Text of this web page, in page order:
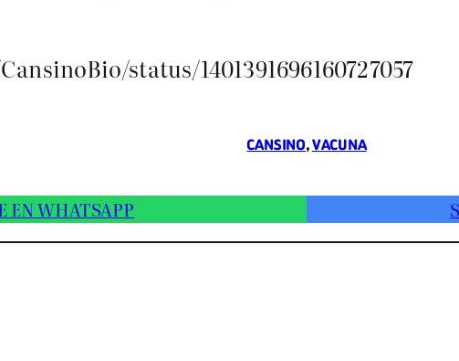
status/1401391696160727057
CANSINO, VACUNA
EN WHATSAPP